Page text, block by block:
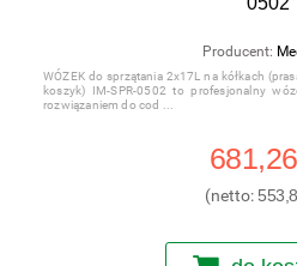
Producent:
WÓZEK do sprzątania 2x17L na kółkach
koszyk) IM-SPR-0502 to profesjonalny
rozwiązaniem do cod
(netto: